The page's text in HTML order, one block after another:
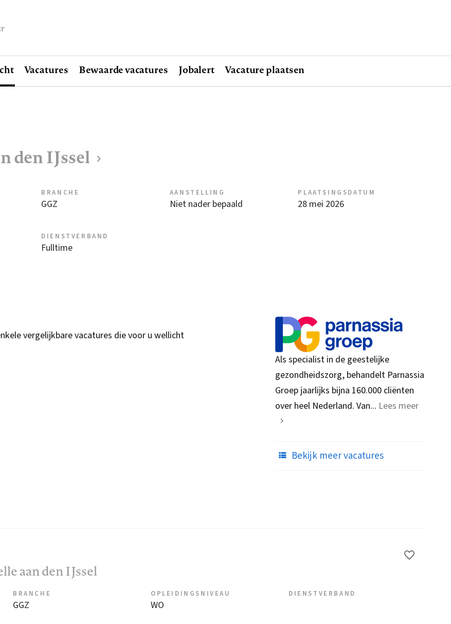
Vacatures Bewaarde vacatures Jobalert Vacature plaatsen
den IJssel
BRANCHE
GGZ
AANSTELLING
Niet nader bepaald
PLAATSINGSDATUM
28 mei 2026
DIENSTVERBAND
Fulltime
vergelijkbare vacatures die voor u wellicht
Als specialist in de geestelijke
gezondheidszorg, behandelt Parnassia
Groep jaarlijks bijna 160.000 cliënten
over heel Nederland. Van... Lees meer
Bekijk meer vacatures
aan den IJssel
BRANCHE
GGZ
OPLEIDINGSNIVEAU
WO
DIENSTVERBAND